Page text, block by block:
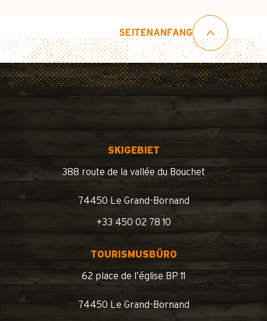
SEITENANFANG
SKIGEBIET
388 route de la vallée du Bouchet
74450 Le Grand-Bornand
+33 450 02 78 10
TOURISMUSBÜRO
62 place de l’église BP 11
74450 Le Grand-Bornand